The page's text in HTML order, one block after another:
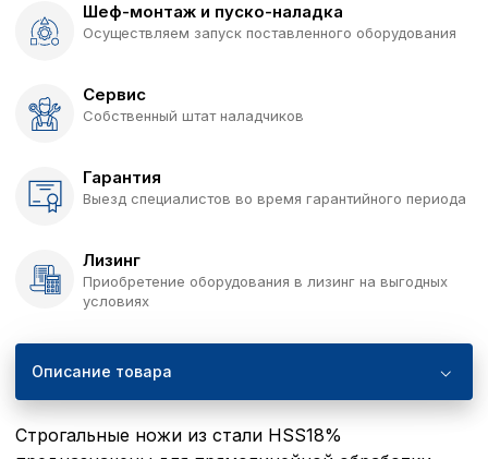
Шеф-монтаж и пуско-наладка
Осуществляем запуск поставленного оборудования
Сервис
Собственный штат наладчиков
Гарантия
Выезд специалистов во время гарантийного периода
Лизинг
Приобретение оборудования в лизинг на выгодных
условиях
Описание товара
Строгальные ножи из стали HSS18%